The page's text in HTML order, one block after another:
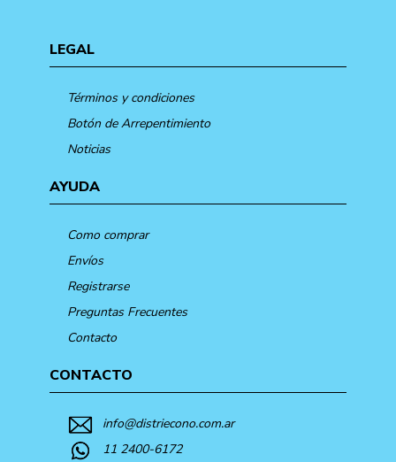
LEGAL
Términos y condiciones
Botón de Arrepentimiento
Noticias
AYUDA
Como comprar
Envíos
Registrarse
Preguntas Frecuentes
Contacto
CONTACTO
info@distriecono.com.ar
11 2400-6172